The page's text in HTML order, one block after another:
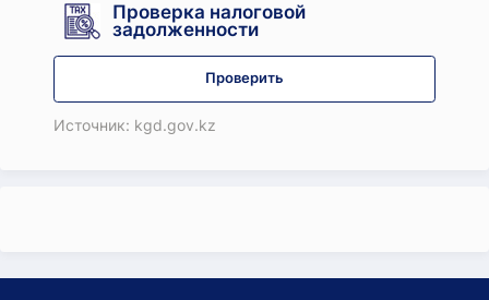
Проверка налоговой
задолженности
Проверить
Источник: kgd.gov.kz